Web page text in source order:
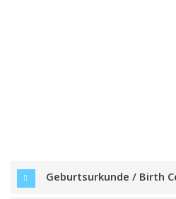
Geburtsurkunde / Birth